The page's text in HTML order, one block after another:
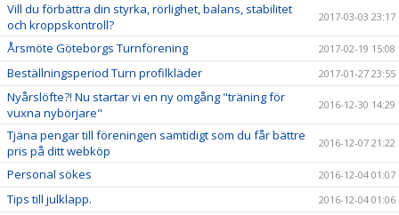
Vill du förbättra din styrka, rörlighet, balans, stabilitet
och kroppskontroll?
2017-03-03 23:17
Årsmöte Göteborgs Turnförening 2017-02-19 15:08
Beställningsperiod Turn profilkläder 2017-01-27 23:55
Nyårslöfte?! Nu startar vi en ny omgång "träning för
vuxna nybörjare"
2016-12-30 14:29
Tjäna pengar till föreningen samtidigt som du får bättre
pris på ditt webköp
2016-12-07 21:22
Personal sökes 2016-12-04 01:07
Tips till julklapp. 2016-12-04 01:06